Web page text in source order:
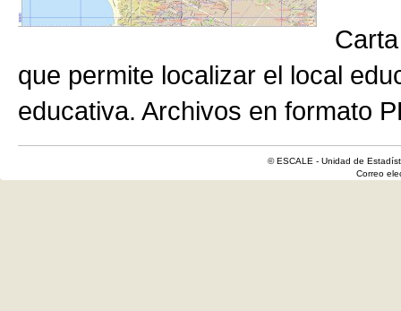
que permite localizar el local
educativa. Archivos en formato
© ESCALE - Unidad de
Correo